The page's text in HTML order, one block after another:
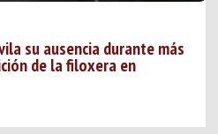
su ausencia durante más
de la filoxera en